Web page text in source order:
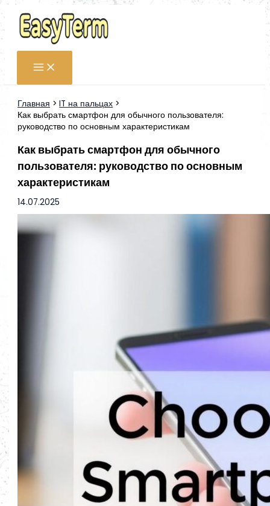
Перейти
содержимому
Главная
IT на пальцах
Как выбрать смартфон для обычного пользователя:
руководство по основным характеристикам
Как выбрать смартфон для обычного
пользователя: руководство по основным
характеристикам
14.07.2025